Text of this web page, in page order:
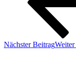
Nächster BeitragWeiter